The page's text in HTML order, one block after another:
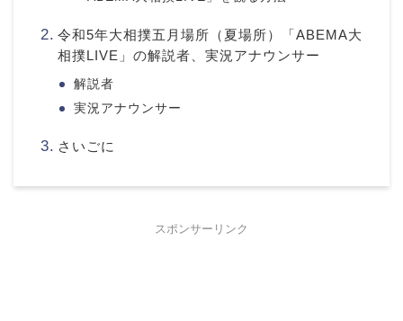
令和5年大相撲五月場所（夏場所）「ABEMA大
相撲LIVE」の解説者、実況アナウンサー
解説者
実況アナウンサー
さいごに
スポンサーリンク